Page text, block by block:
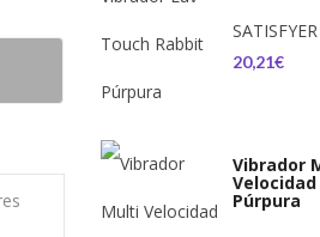
SATISFYER
20,21€
Vibrador
Velocidad
Púrpura